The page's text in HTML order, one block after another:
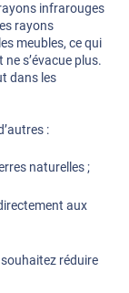
infrarouges
rayons
meubles, ce qui
s’évacue plus.
dans les
:
naturelles ;
aux
réduire